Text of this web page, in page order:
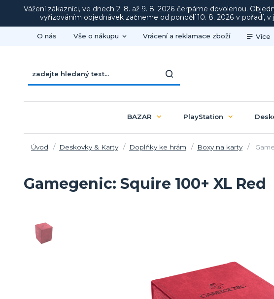
Vážení zákazníci, ve dnech 2. 8. až 9. 8. 2026 čerpáme dovolenou.
vyřizováním objednávek začneme od pondělí 10. 8. 2026 v pořadí,
O nás Vše o nákupu Vrácení a reklamace zboží Více
BAZAR PlayStation
Úvod Deskovky & Karty Doplňky ke hrám Boxy na karty
Gamegenic: Squire 100+ XL Red